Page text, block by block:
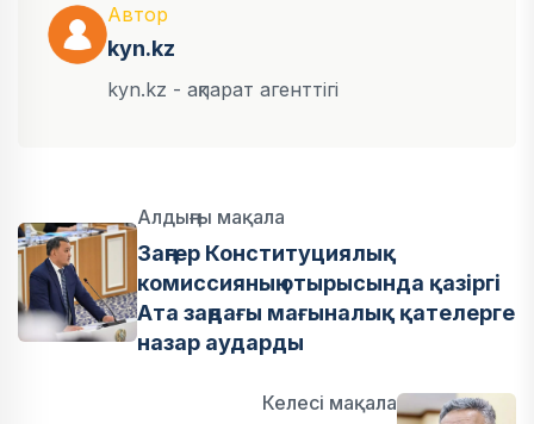
Автор
kyn.kz
kyn.kz - ақпарат агенттігі
Алдыңғы мақала
Заңгер Конституциялық
комиссияның отырысында қазіргі
Ата заңдағы мағыналық қателерге
назар аударды
Келесі мақала